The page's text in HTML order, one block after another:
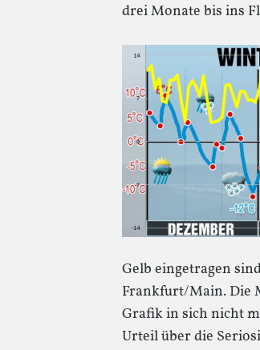
drei Monate bis ins
Gelb eingetragen
Frankfurt/Main. Die
Grafik in sich nicht
Urteil über die